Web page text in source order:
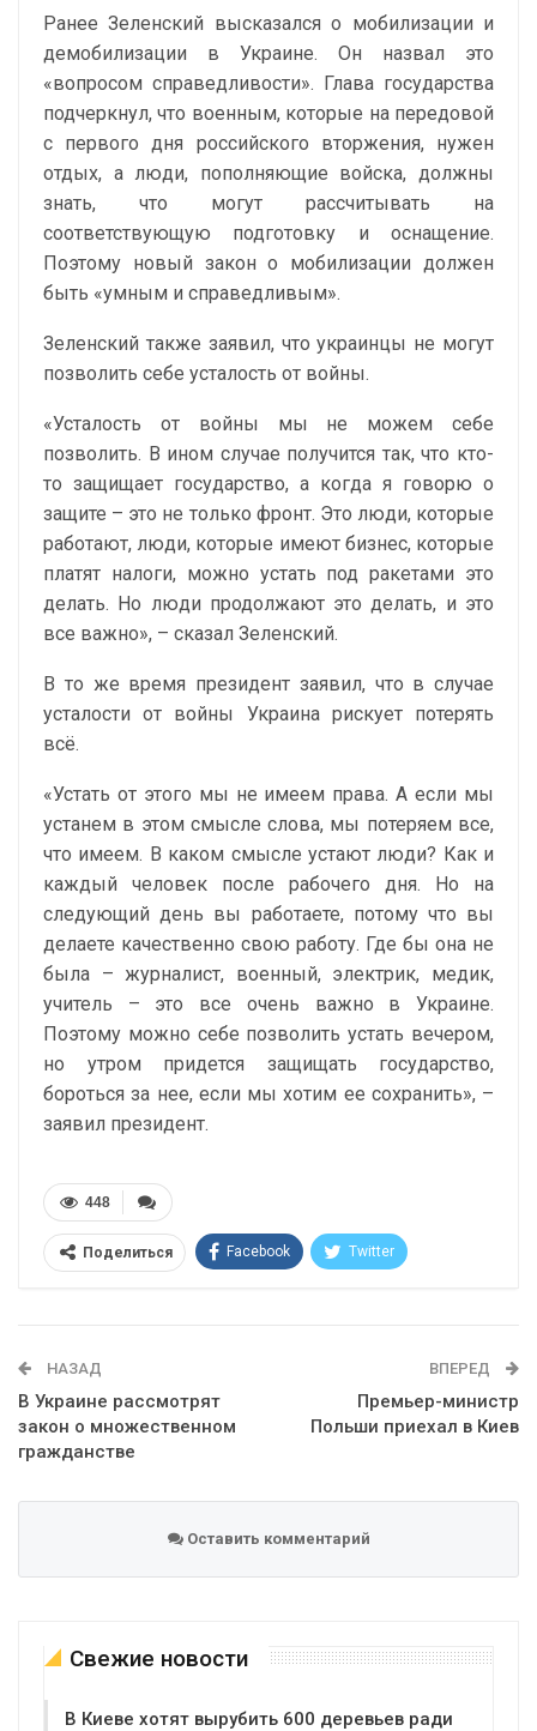
Ранее Зеленский высказался о мобилизации и
демобилизации в Украине. Он назвал это
«вопросом справедливости». Глава государства
подчеркнул, что военным, которые на передовой
с первого дня российского вторжения, нужен
отдых, а люди, пополняющие войска, должны
знать, что могут рассчитывать на
соответствующую подготовку и оснащение.
Поэтому новый закон о мобилизации должен
быть «умным и справедливым».
Зеленский также заявил, что украинцы не могут
позволить себе усталость от войны.
«Усталость от войны мы не можем себе
позволить. В ином случае получится так, что кто-
то защищает государство, а когда я говорю о
защите – это не только фронт. Это люди, которые
работают, люди, которые имеют бизнес, которые
платят налоги, можно устать под ракетами это
делать. Но люди продолжают это делать, и это
все важно», – сказал Зеленский.
В то же время президент заявил, что в случае
усталости от войны Украина рискует потерять
всё.
«Устать от этого мы не имеем права. А если мы
устанем в этом смысле слова, мы потеряем все,
что имеем. В каком смысле устают люди? Как и
каждый человек после рабочего дня. Но на
следующий день вы работаете, потому что вы
делаете качественно свою работу. Где бы она не
была – журналист, военный, электрик, медик,
учитель – это все очень важно в Украине.
Поэтому можно себе позволить устать вечером,
но утром придется защищать государство,
бороться за нее, если мы хотим ее сохранить», –
заявил президент.
448
Поделиться Facebook Twitter
НАЗАД
В Украине рассмотрят
закон о множественном
гражданстве
ВПЕРЕД
Премьер-министр
Польши приехал в Киев
Оставить комментарий
Свежие новости
В Киеве хотят вырубить 600 деревьев ради